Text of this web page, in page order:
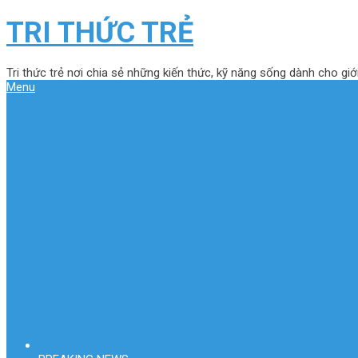
TRI THỨC TRẺ
Tri thức trẻ nơi chia sẻ những kiến thức, kỹ năng sống dành cho
Menu